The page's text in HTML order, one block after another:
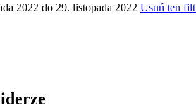
2022 do 29. listopada 2022 Usuń ten